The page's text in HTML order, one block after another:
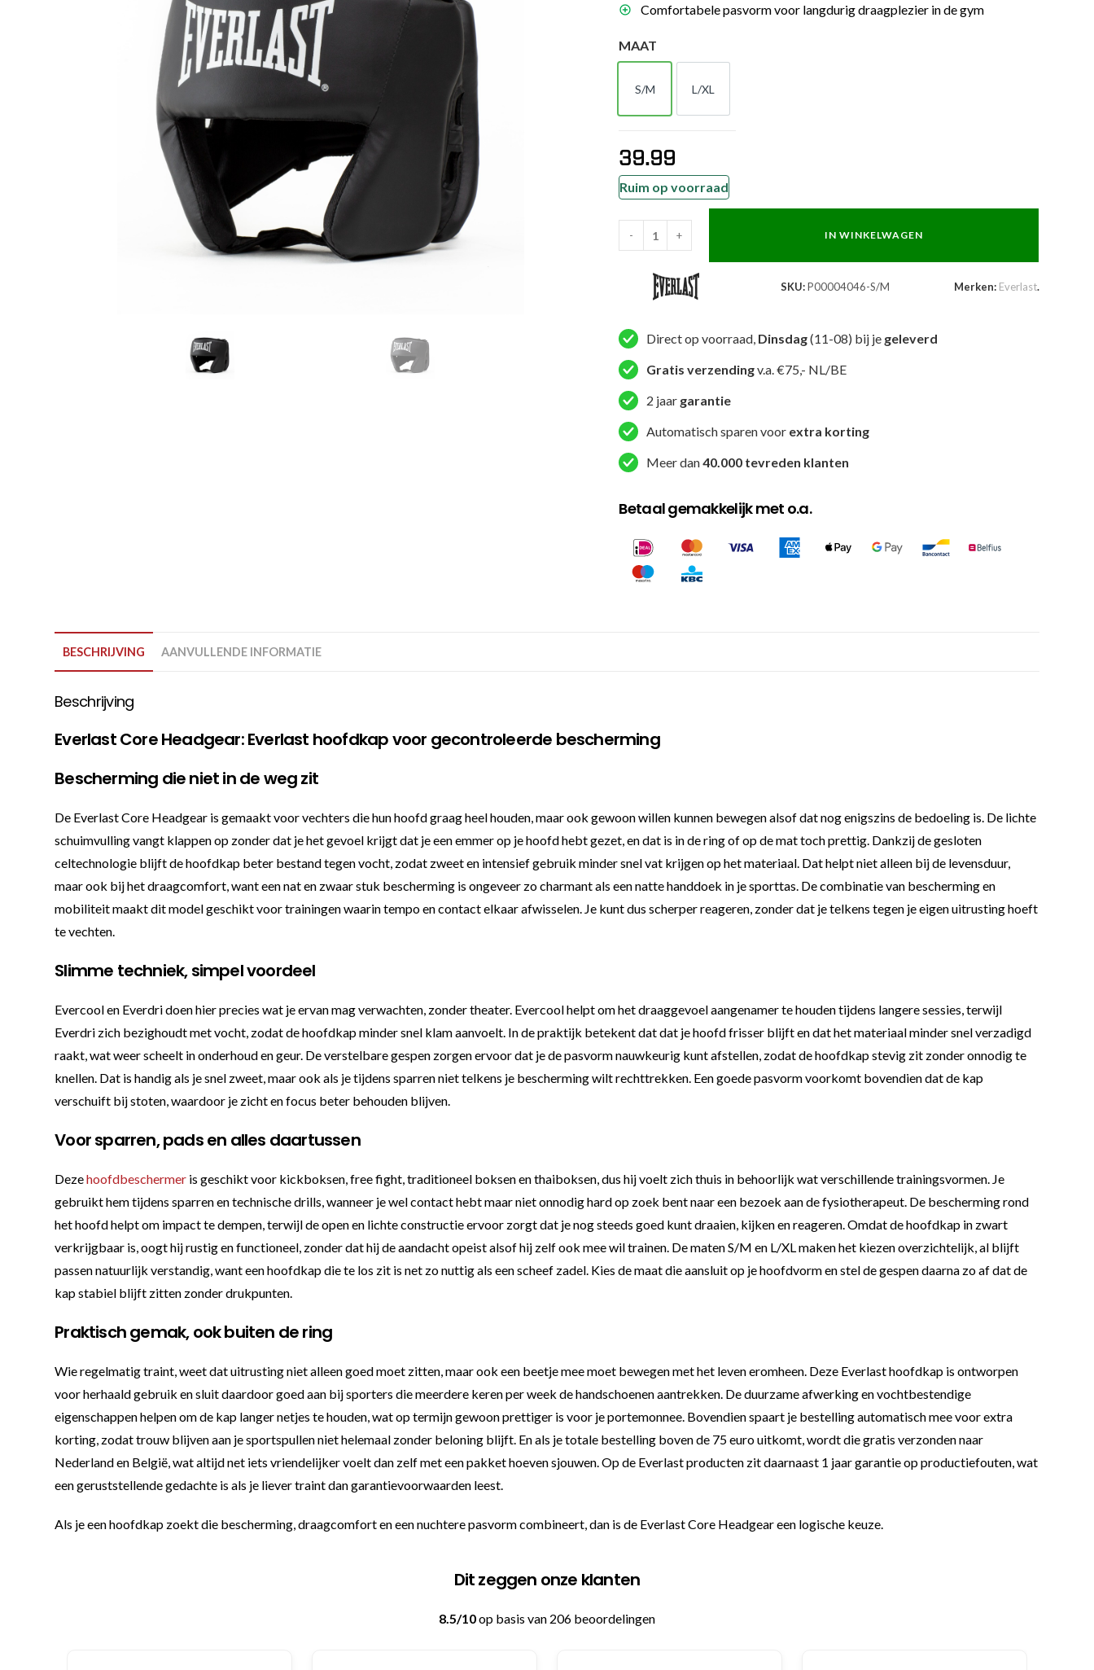
Brazilian Jiu jitsu
Voor dames
Zakhandschoenen
Trainingsartikelen
Bokszak
Bevestigingsmateriaal
Bokspoppen
Stoot- en trapkussens
Stootkussens en pads
Comfortabele pasvorm voor langdurig draagplezier in de gym
MAAT
S/M
S/M
L/XL
L/XL
39.99
Ruim op voorraad
Everlast
Zwart
aantal
- + IN WINKELWAGEN
SKU:P00004046-S/M Merken: Everlast.
Direct op voorraad, Dinsdag(11-08) bij je geleverd
Gratis verzendingv.a. €75,- NL/BE
2 jaar garantie
Automatisch sparen voor extra korting
Meer dan40.000 tevreden klanten
Betaal gemakkelijk met o.a.
BESCHRIJVING AANVULLENDE INFORMATIE
Beschrijving
Everlast Core Headgear: Everlast hoofdkap voor gecontroleerde bescherming
Bescherming die niet in de weg zit
De Everlast Core Headgear is gemaakt voor vechters die hun hoofd graag heel houden, maar ook gewoon willen kunnen bewegen alsof dat nog enigszins de bedoeling is. De lichte
schuimvulling vangt klappen op zonder dat je het gevoel krijgt dat je een emmer op je hoofd hebt gezet, en dat is in de ring of op de mat toch prettig. Dankzij de gesloten
celtechnologie blijft de hoofdkap beter bestand tegen vocht, zodat zweet en intensief gebruik minder snel vat krijgen op het materiaal. Dat helpt niet alleen bij de levensduur,
maar ook bij het draagcomfort, want een nat en zwaar stuk bescherming is ongeveer zo charmant als een natte handdoek in je sporttas. De combinatie van bescherming en
mobiliteit maakt dit model geschikt voor trainingen waarin tempo en contact elkaar afwisselen. Je kunt dus scherper reageren, zonder dat je telkens tegen je eigen uitrusting hoeft
te vechten.
Slimme techniek, simpel voordeel
Evercool en Everdri doen hier precies wat je ervan mag verwachten, zonder theater. Evercool helpt om het draaggevoel aangenamer te houden tijdens langere sessies, terwijl
Everdri zich bezighoudt met vocht, zodat de hoofdkap minder snel klam aanvoelt. In de praktijk betekent dat dat je hoofd frisser blijft en dat het materiaal minder snel verzadigd
raakt, wat weer scheelt in onderhoud en geur. De verstelbare gespen zorgen ervoor dat je de pasvorm nauwkeurig kunt afstellen, zodat de hoofdkap stevig zit zonder onnodig te
knellen. Dat is handig als je snel zweet, maar ook als je tijdens sparren niet telkens je bescherming wilt rechttrekken. Een goede pasvorm voorkomt bovendien dat de kap
verschuift bij stoten, waardoor je zicht en focus beter behouden blijven.
Voor sparren, pads en alles daartussen
Dezehoofdbeschermer is geschikt voor kickboksen, free fight, traditioneel boksen en thaiboksen, dus hij voelt zich thuis in behoorlijk wat verschillende trainingsvormen. Je
gebruikt hem tijdens sparren en technische drills, wanneer je wel contact hebt maar niet onnodig hard op zoek bent naar een bezoek aan de fysiotherapeut. De bescherming rond
het hoofd helpt om impact te dempen, terwijl de open en lichte constructie ervoor zorgt dat je nog steeds goed kunt draaien, kijken en reageren. Omdat de hoofdkap in zwart
verkrijgbaar is, oogt hij rustig en functioneel, zonder dat hij de aandacht opeist alsof hij zelf ook mee wil trainen. De maten S/M en L/XL maken het kiezen overzichtelijk, al blijft
passen natuurlijk verstandig, want een hoofdkap die te los zit is net zo nuttig als een scheef zadel. Kies de maat die aansluit op je hoofdvorm en stel de gespen daarna zo af dat de
kap stabiel blijft zitten zonder drukpunten.
Praktisch gemak, ook buiten de ring
Wie regelmatig traint, weet dat uitrusting niet alleen goed moet zitten, maar ook een beetje mee moet bewegen met het leven eromheen. Deze Everlast hoofdkap is ontworpen
voor herhaald gebruik en sluit daardoor goed aan bij sporters die meerdere keren per week de handschoenen aantrekken. De duurzame afwerking en vochtbestendige
eigenschappen helpen om de kap langer netjes te houden, wat op termijn gewoon prettiger is voor je portemonnee. Bovendien spaart je bestelling automatisch mee voor extra
korting, zodat trouw blijven aan je sportspullen niet helemaal zonder beloning blijft. En als je totale bestelling boven de 75 euro uitkomt, wordt die gratis verzonden naar
Nederland en België, wat altijd net iets vriendelijker voelt dan zelf met een pakket hoeven sjouwen. Op de Everlast producten zit daarnaast 1 jaar garantie op productiefouten, wat
een geruststellende gedachte is als je liever traint dan garantievoorwaarden leest.
Als je een hoofdkap zoekt die bescherming, draagcomfort en een nuchtere pasvorm combineert, dan is de Everlast Core Headgear een logische keuze.
Dit zeggen onze klanten
8.5/10op basis van 206 beoordelingen